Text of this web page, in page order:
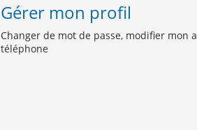
Gérer mon profil
Changer de mot de passe, modifier
téléphone